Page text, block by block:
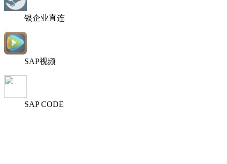
银企业直连
SAP视频
SAP CODE